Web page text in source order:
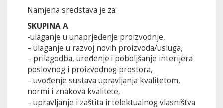
Namjena sredstava je za:
SKUPINA A
-ulaganje u unaprjeđenje proizvodnje,
– ulaganje u razvoj novih proizvoda/usluga,
– prilagodba, uređenje i poboljšanje interijera
poslovnog i proizvodnog prostora,
– uvođenje sustava upravljanja kvalitetom,
normi i znakova kvalitete,
– upravljanje i zaštita intelektualnog vlasništva